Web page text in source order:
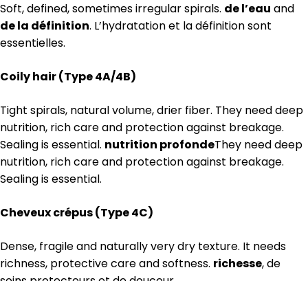
Soft, defined, sometimes irregular spirals. de l’eau and
de la définition. L’hydratation et la définition sont
essentielles.
Coily hair (Type 4A/4B)
Tight spirals, natural volume, drier fiber. They need deep
nutrition, rich care and protection against breakage.
Sealing is essential. nutrition profondeThey need deep
nutrition, rich care and protection against breakage.
Sealing is essential.
Cheveux crépus (Type 4C)
Dense, fragile and naturally very dry texture. It needs
richness, protective care and softness. richesse, de